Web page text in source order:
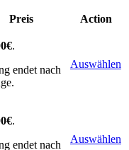
Preis Action
.
endet nach
Auswählen
.
endet nach
Auswählen